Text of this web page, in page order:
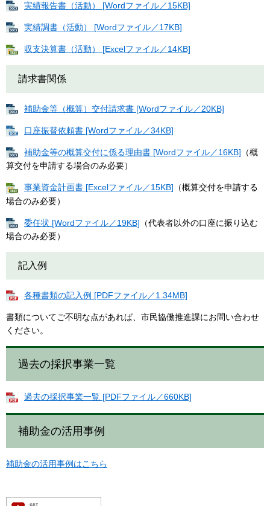
実績報告書（活動） [Wordファイル／15KB]
実績調書（活動） [Wordファイル／17KB]
収支決算書（活動） [Excelファイル／14KB]
請求書関係
補助金等（概算）交付請求書 [Wordファイル／20KB]
口座振替依頼書 [Wordファイル／34KB]
補助金等の概算交付に係る理由書 [Wordファイル／16KB] （概
算交付を申請する場合のみ必要）
事業資金計画書 [Excelファイル／15KB] （概算交付を申請する
場合のみ必要）
委任状 [Wordファイル／19KB] （代表者以外の口座に振り込む
場合のみ必要）​
記入例
各種書類の記入例 [PDFファイル／1.34MB]
書類についてご不明な点があれば、市民協働推進課にお問い合わせ
ください。
過去の採択事業一覧
過去の採択事業一覧 [PDFファイル／660KB]
補助金の活用事例
補助金の活用事例はこちら